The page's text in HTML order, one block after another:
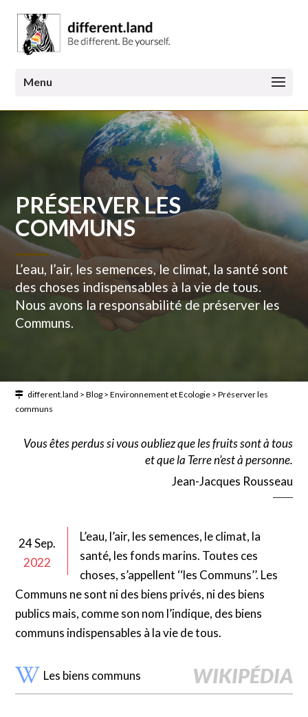
PRÉSERVER LES
COMMUNS
L’eau, l’air, les semences, le climat, la santé sont
des choses indispensables à la vie de tous.
Nous avons la responsabilité de préserver les
Communs.
different.land >Blog >Environnement et Ecologie >Préserver les
communs
Vous êtes perdus si vous oubliez que les fruits sont à tous
et que la Terre n’est à personne.
Jean-Jacques Rousseau
24 Sep.
2022
L’eau, l’air, les semences, le climat, la
santé, les fonds marins. Toutes ces
choses, s’appellent ‘‘les Communs’’. Les
Communs ne sont ni des biens privés, ni des biens
publics mais, comme son nom l’indique, des biens
communs indispensables à la vie de tous.
Les biens communs